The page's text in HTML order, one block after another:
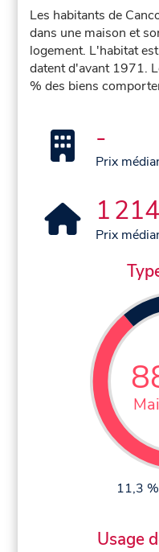
Les habitants de
dans une maison et
logement. L'habitat
datent d'avant 1971.
% des biens
-
Prix
1
Prix
11,3
Usage